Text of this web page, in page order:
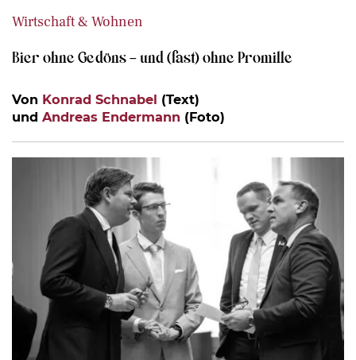
Wirtschaft & Wohnen
Bier ohne Gedöns – und (fast) ohne Promille
Von Konrad Schnabel (Text)
und Andreas Endermann (Foto)